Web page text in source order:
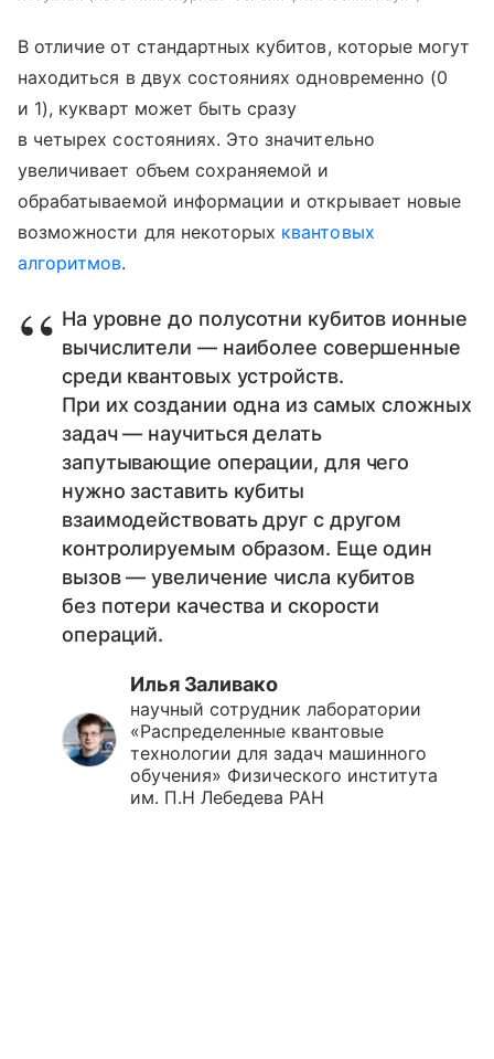
В отличие от стандартных кубитов, которые могут
находиться в двух состояниях одновременно (0
и 1), кукварт может быть сразу
в четырех состояниях. Это значительно
увеличивает объем сохраняемой и
обрабатываемой информации и открывает новые
возможности для некоторых квантовых
алгоритмов.
На уровне до полусотни кубитов ионные
вычислители — наиболее совершенные
среди квантовых устройств.
При их создании одна из самых сложных
задач — научиться делать
запутывающие операции, для чего
нужно заставить кубиты
взаимодействовать друг с другом
контролируемым образом. Еще один
вызов — увеличение числа кубитов
без потери качества и скорости
операций.
Илья Заливако
научный сотрудник лаборатории
«Распределенные квантовые
технологии для задач машинного
обучения» Физического института
им. П.Н Лебедева РАН